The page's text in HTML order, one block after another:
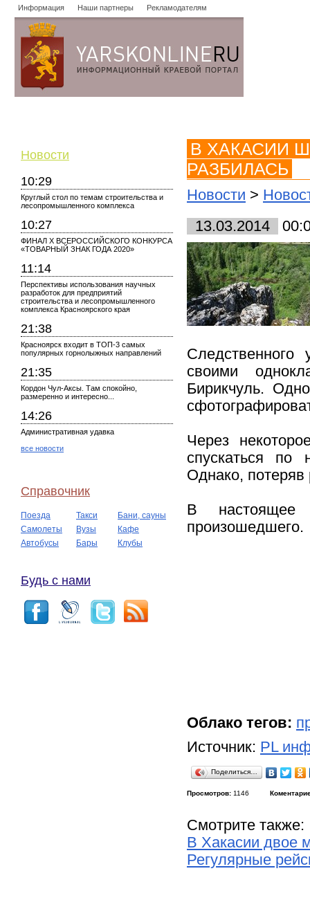
Информация Наши партнеры Рекламодателям
Новости
10:29
Круглый стол по темам строительства и
лесопромышленного комплекса
10:27
ФИНАЛ X ВСЕРОССИЙСКОГО КОНКУРСА
«ТОВАРНЫЙ ЗНАК ГОДА 2020»
11:14
Перспективы использования научных
разработок для предприятий
строительства и лесопромышленного
комплекса Красноярского края
21:38
Красноярск входит в ТОП-3 самых
популярных горнолыжных направлений
21:35
Кордон Чул-Аксы. Там спокойно,
размеренно и интересно...
14:26
Административная удавка
все новости
Справочник
Поезда Такси
Бани, сауны
Самолеты
Вузы
Кафе
Автобусы
Бары Клубы
Будь с нами
В ХАКАСИИ
РАЗБИЛАСЬ
Новости >
13.03.2014
своими
Бирикчуль.
Через
спускаться по
Однако, потеряв
В настоящее
произошедшего.
Облако тегов:
Источник: PL
Поделиться…
Просмотров: 1146
Смотрите также:
В Хакасии двое
Регулярные